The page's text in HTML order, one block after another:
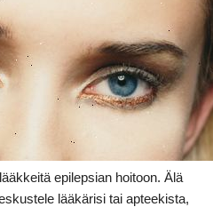
epilepsian hoitoon. Älä
lääkärisi tai apteekista,